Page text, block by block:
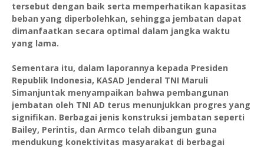
tersebut dengan baik serta memperhatikan kapasitas
beban yang diperbolehkan, sehingga jembatan dapat
dimanfaatkan secara optimal dalam jangka waktu
yang lama.
Sementara itu, dalam laporannya kepada Presiden
Republik Indonesia, KASAD Jenderal TNI Maruli
Simanjuntak menyampaikan bahwa pembangunan
jembatan oleh TNI AD terus menunjukkan progres yang
signifikan. Berbagai jenis konstruksi jembatan seperti
Bailey, Perintis, dan Armco telah dibangun guna
mendukung konektivitas masyarakat di berbagai